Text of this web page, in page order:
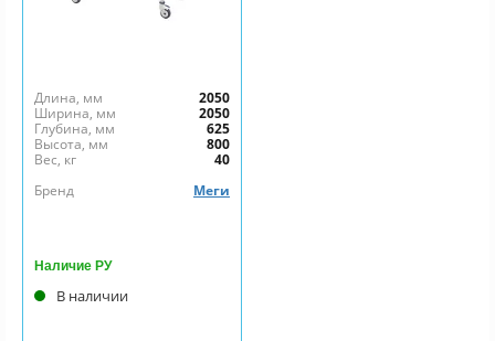
Длина, мм
2050
Ширина, мм
2050
Глубина, мм
625
Высота, мм
800
Вес, кг
40
Бренд
Меги
Наличие РУ
В наличии